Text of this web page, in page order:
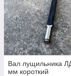
Вал лущильника
мм короткий